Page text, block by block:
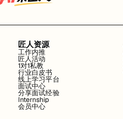
匠人资源
工作内推
匠人活动
1对1私教
行业白皮书
线上学习平台
面试中心
分享面试经验
Internship
会员中心